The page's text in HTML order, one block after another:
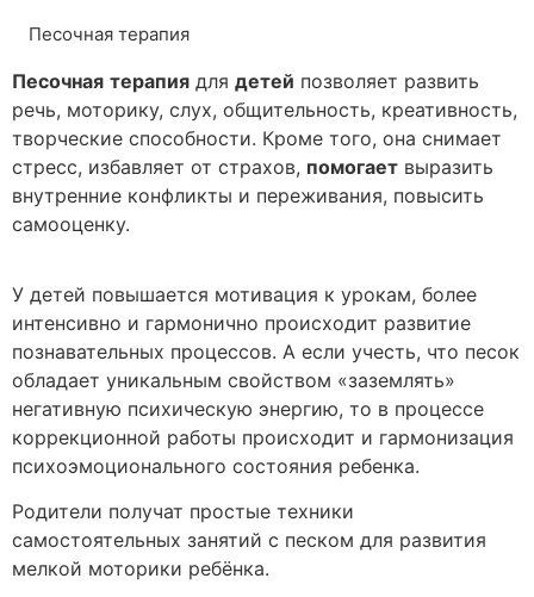
Песочная терапия
Песочная терапия для детей позволяет развить
речь, моторику, слух, общительность, креативность,
творческие способности. Кроме того, она снимает
стресс, избавляет от страхов, помогает выразить
внутренние конфликты и переживания, повысить
самооценку.
У детей повышается мотивация к урокам, более
интенсивно и гармонично происходит развитие
познавательных процессов. А если учесть, что песок
обладает уникальным свойством «заземлять»
негативную психическую энергию, то в процессе
коррекционной работы происходит и гармонизация
психоэмоционального состояния ребенка.
Родители получат простые техники
самостоятельных занятий с песком для развития
мелкой моторики ребёнка.